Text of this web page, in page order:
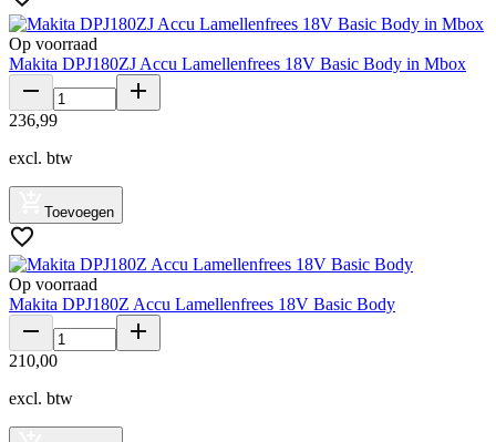
Op voorraad
Makita DPJ180ZJ Accu Lamellenfrees 18V Basic Body in Mbox
236,99
excl. btw
Toevoegen
Op voorraad
Makita DPJ180Z Accu Lamellenfrees 18V Basic Body
210,00
excl. btw